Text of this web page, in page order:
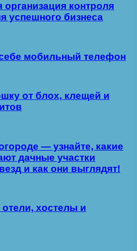
контроля
успешного бизнеса
мобильный телефон
от блох, клещей и
— узнайте, какие
дачные участки
и как они выглядят!
хостелы и